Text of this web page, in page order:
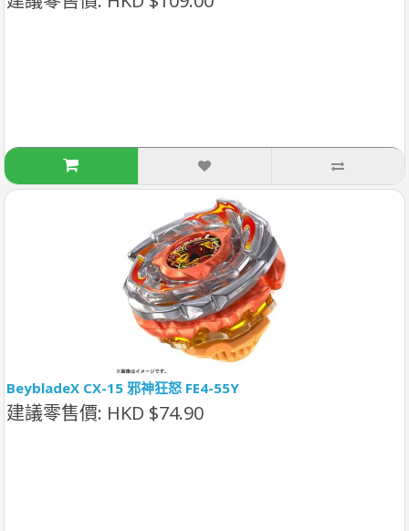
BeybladeX CX-15 邪神狂怒 FE4-55Y
建議零售價: HKD $74.90